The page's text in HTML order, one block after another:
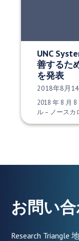
UNC
善するた
を発表
発行日:
2018年8月
2018 年 8 月
ル – ノース
お問い
Research Triangle